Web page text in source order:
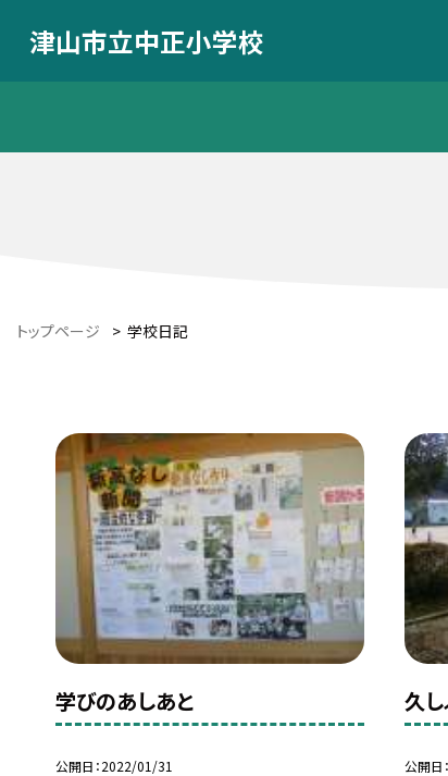
津山市立中正小学校
トップページ > 学校日記
学びのあしあと
公開日 2022/01/31
久し
公開日